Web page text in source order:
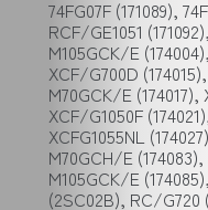
74FG07F (171089),
RCF/GE1051
M105GCK/E
XCF/G700D
M70GCK/E
XCF/G1050F
XCFG1055NL
M70GCH/E
M105GCK/E
(2SC02B), RC/